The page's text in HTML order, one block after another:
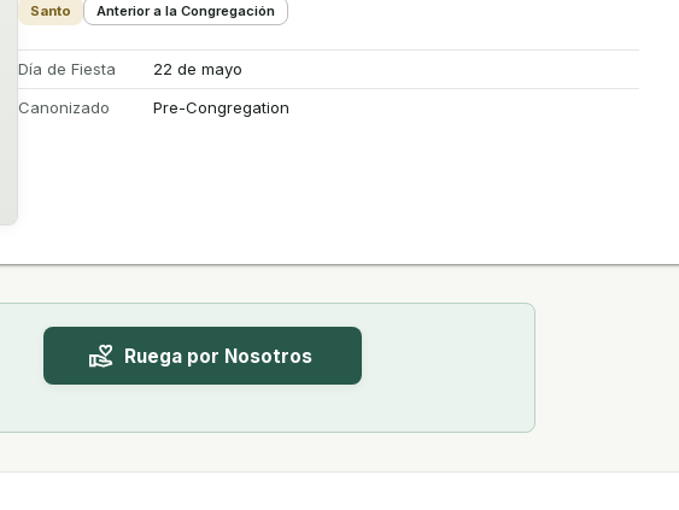
Santo Anterior a la Congregación
Día de Fiesta
22 de mayo
Canonizado
Pre-Congregation
Ruega por Nosotros